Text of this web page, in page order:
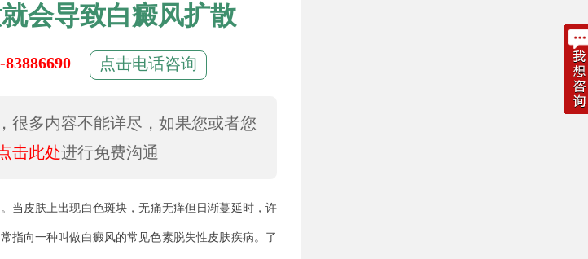
会导致白癜风扩散
83886690 点击电话咨询
很多内容不能详尽，如果您或者您
击此处进行免费沟通
。当皮肤上出现白色斑块，无痛无痒但日渐蔓延时，许
指向一种叫做白癜风的常见色素脱失性皮肤疾病。了